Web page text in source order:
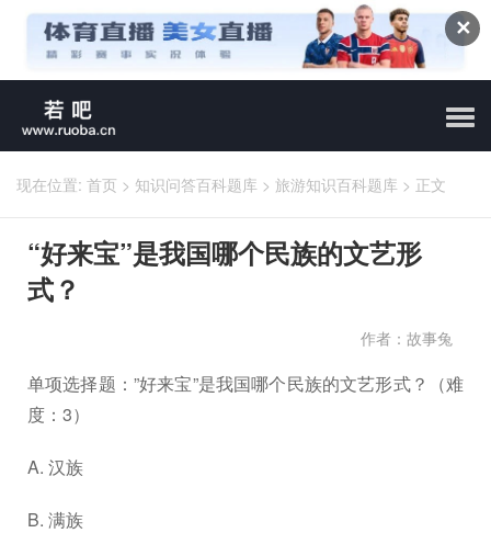
✕
现在位置: 首页 > 知识问答百科题库 > 旅游知识百科题库 > 正文
“好来宝”是我国哪个民族的文艺形
式？
作者：故事兔
单项选择题：”好来宝”是我国哪个民族的文艺形式？（难
度：3）
A. 汉族
B. 满族